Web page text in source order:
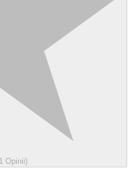
Opinii)